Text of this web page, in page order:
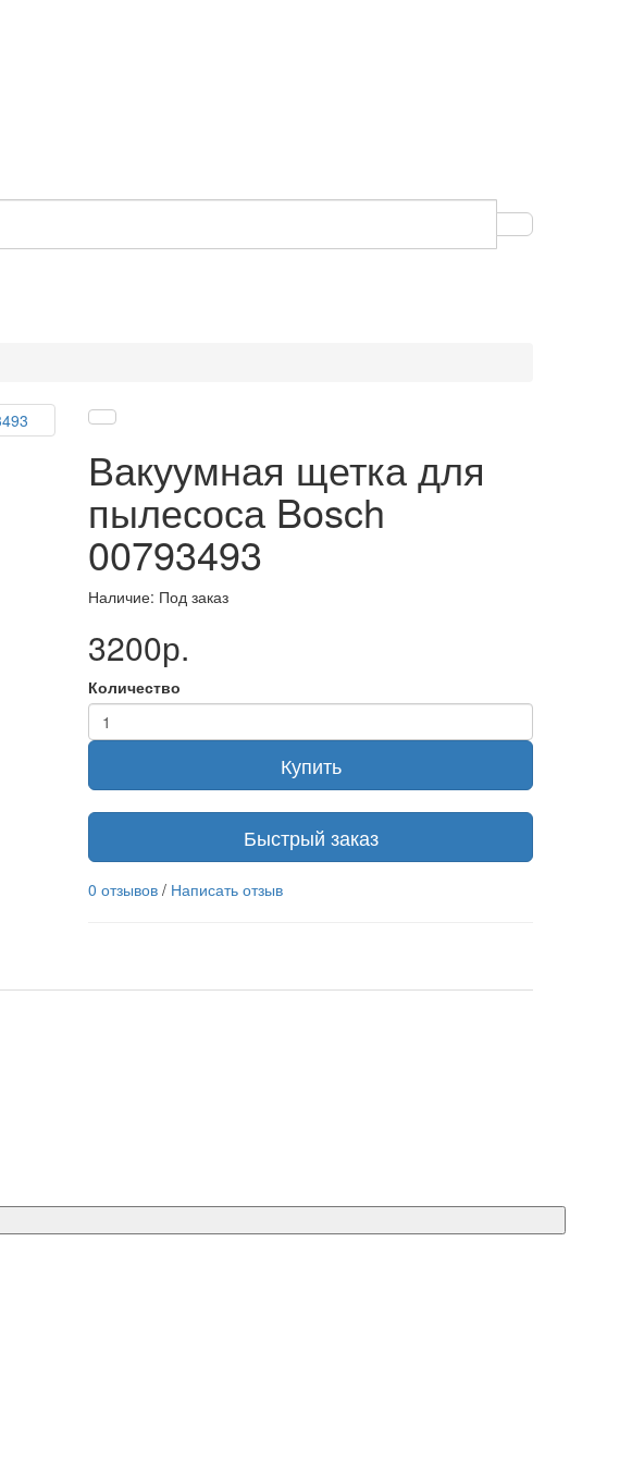
Вакуумная щетка для
пылесоса Bosch
00793493
Наличие: Под заказ
3200р.
Количество
Купить
Быстрый заказ
0 отзывов / Написать отзыв